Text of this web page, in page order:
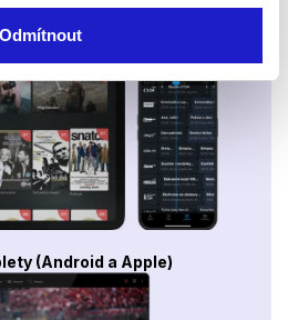
OdmítnoutSamsung, LG, VIDAA
(Android a Apple)